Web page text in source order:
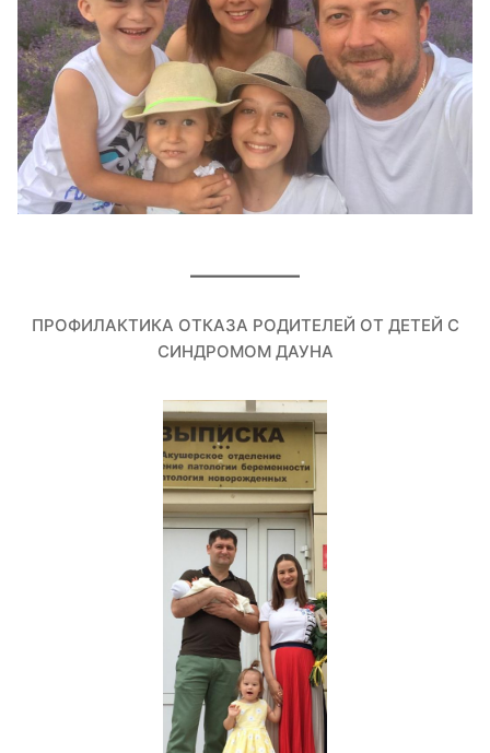
ПРОФИЛАКТИКА ОТКАЗА РОДИТЕЛЕЙ ОТ ДЕТЕЙ С
СИНДРОМОМ ДАУНА